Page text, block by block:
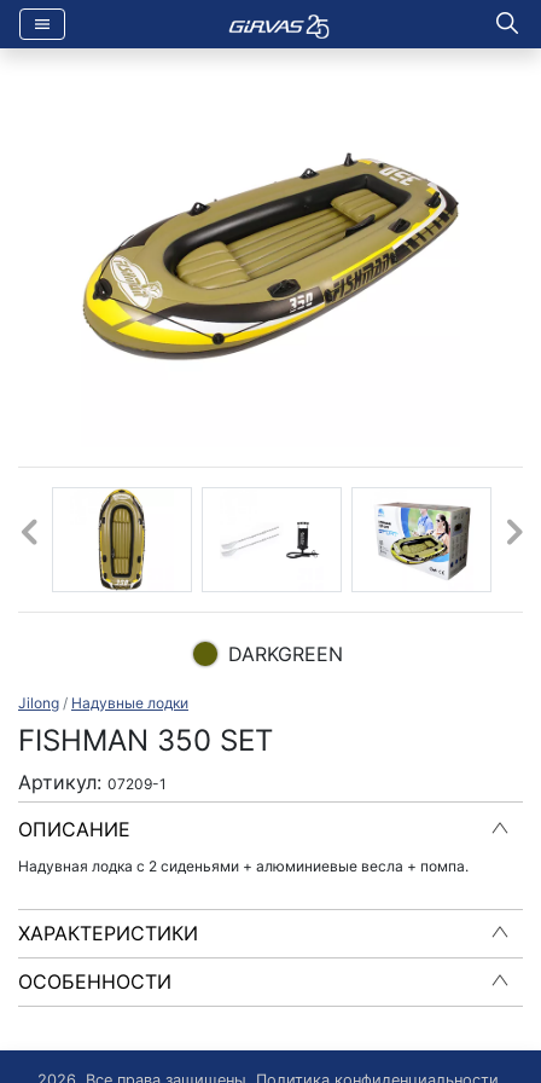
DARKGREEN
Jilong / Надувные лодки
FISHMAN 350 SET
Артикул: 07209-1
ОПИСАНИЕ
Надувная лодка с 2 сиденьями + алюминиевые весла + помпа.
ХАРАКТЕРИСТИКИ
ОСОБЕННОСТИ